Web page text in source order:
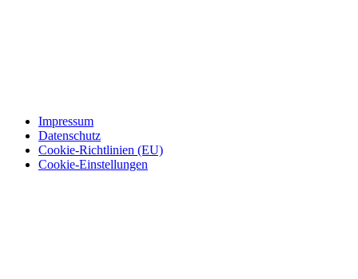
Impressum
Datenschutz
Cookie-Richtlinien (EU)
Cookie-Einstellungen